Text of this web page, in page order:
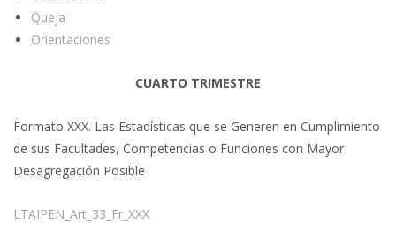
Queja
Orientaciones
CUARTO TRIMESTRE
Formato XXX. Las Estadísticas que se Generen en Cumplimiento
de sus Facultades, Competencias o Funciones con Mayor
Desagregación Posible
LTAIPEN_Art_33_Fr_XXX